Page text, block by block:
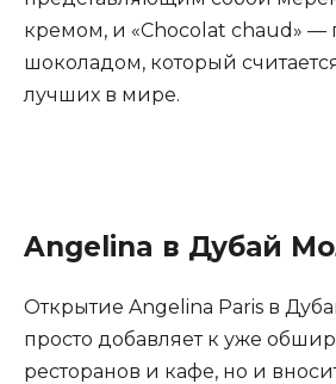
кремом, и «Chocolat chaud» —
шоколадом, который
лучших в мире.
Angelina в Дубай
Открытие Angelina Paris в
просто добавляет к уже
ресторанов и кафе, но и